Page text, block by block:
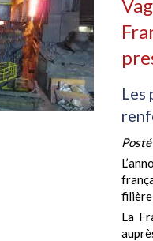
Les
L
filière
La